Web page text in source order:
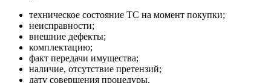
техническое состояние ТС на момент покупки;
неисправности;
внешние дефекты;
комплектацию;
факт передачи имущества;
наличие, отсутствие претензий;
дату совершения процедуры.